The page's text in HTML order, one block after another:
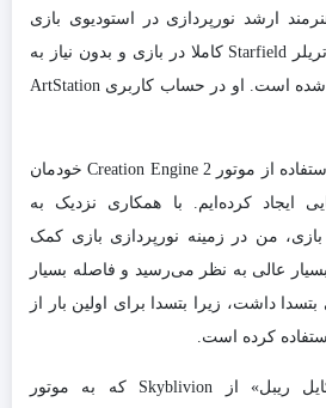
ارشد نورپردازی در استودیوی بازی
سازی بتسدا تایید کرد که تریلر Starfield کاملا در بازی و بدون نیاز به
هیچ ابزار سینمایی ساخته شده است. او در حساب کاربری ArtStation
تریلر بازی Starfield را با استفاده از موتور Creation Engine 2 خودمان
ایجاد کرده‌ایم. با همکاری نزدیک به
بازی، من در زمینه نورپردازی بازی کمک
عالی به نظر می‌رسید و فاصله بسیار
داشت، زیرا بتسدا برای اولین بار از
توسعه‌دهندگانی مانند «کایل ریبل» از Skyblivion که به موتور